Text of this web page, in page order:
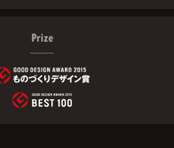
Prize